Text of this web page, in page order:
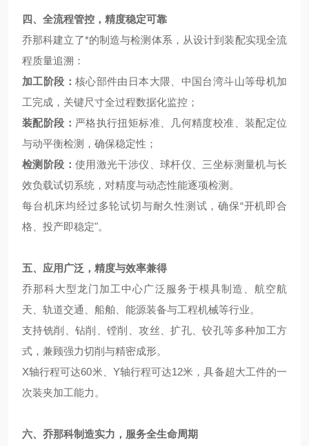
四、全流程管控，精度稳定可靠
乔那科建立了*的制造与检测体系，从设计到装配实现全流
程质量追溯：
加工阶段： 核心部件由日本大隈、中国台湾斗山等母机加
工完成，关键尺寸全过程数据化监控；
装配阶段： 严格执行扭矩标准、几何精度校准、装配定位
与动平衡检测，确保稳定性；
检测阶段： 使用激光干涉仪、球杆仪、三坐标测量机与长
效负载试切系统，对精度与动态性能逐项检测。
每台机床均经过多轮试切与耐久性测试，确保“开机即合
格、投产即稳定"。
五、应用广泛，精度与效率兼得
乔那科大型龙门加工中心广泛服务于模具制造、航空航
天、轨道交通、船舶、能源装备与工程机械等行业。
支持铣削、钻削、镗削、攻丝、扩孔、铰孔等多种加工方
式，兼顾强力切削与精密成形。
X轴行程可达60米、Y轴行程可达12米，具备超大工件的一
次装夹加工能力。
六、乔那科制造实力，服务全生命周期